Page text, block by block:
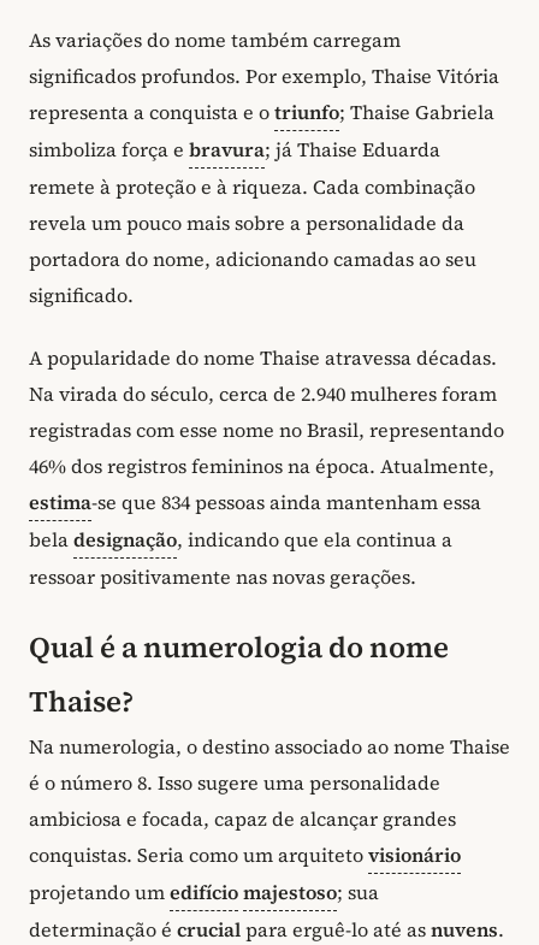
As variações do nome também carregam
significados profundos. Por exemplo, Thaise Vitória
representa a conquista e otriunfo; Thaise Gabriela
simboliza força e bravura; já Thaise Eduarda
remete à proteção e à riqueza. Cada combinação
revela um pouco mais sobre a personalidade da
portadora do nome, adicionando camadas ao seu
significado.
A popularidade do nome Thaise atravessa décadas.
Na virada do século, cerca de 2.940 mulheres foram
registradas com esse nome no Brasil, representando
46% dos registros femininos na época. Atualmente,
estima-se que 834 pessoas ainda mantenham essa
beladesignação, indicando que ela continua a
ressoar positivamente nas novas gerações.
Qual é a numerologia do nome
Thaise?
Na numerologia, o destino associado ao nome Thaise
é o número 8. Isso sugere uma personalidade
ambiciosa e focada, capaz de alcançar grandes
conquistas. Seria como um arquitetovisionário
projetando umedifíciomajestoso; sua
determinação é crucialpara erguê-lo até asnuvens.